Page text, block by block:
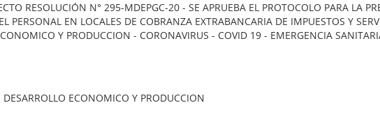
RESOLUCIÓN N° 295-MDEPGC-20 - SE APRUEBA EL PROTOCOLO PARA LA
PERSONAL EN LOCALES DE COBRANZA EXTRABANCARIA DE IMPUESTOS Y
Y PRODUCCION - CORONAVIRUS - COVID 19 - EMERGENCIA
ECONOMICO Y PRODUCCION